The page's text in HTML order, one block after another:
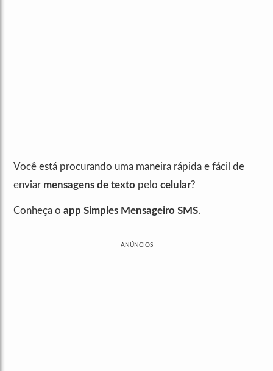
Você está procurando uma maneira rápida e fácil de
enviar mensagens de texto pelo celular?
Conheça o app Simples Mensageiro SMS.
ANÚNCIOS